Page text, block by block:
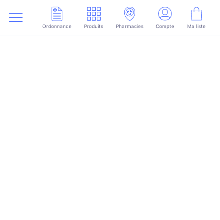
Ordonnance Produits Pharmacies Compte Ma liste